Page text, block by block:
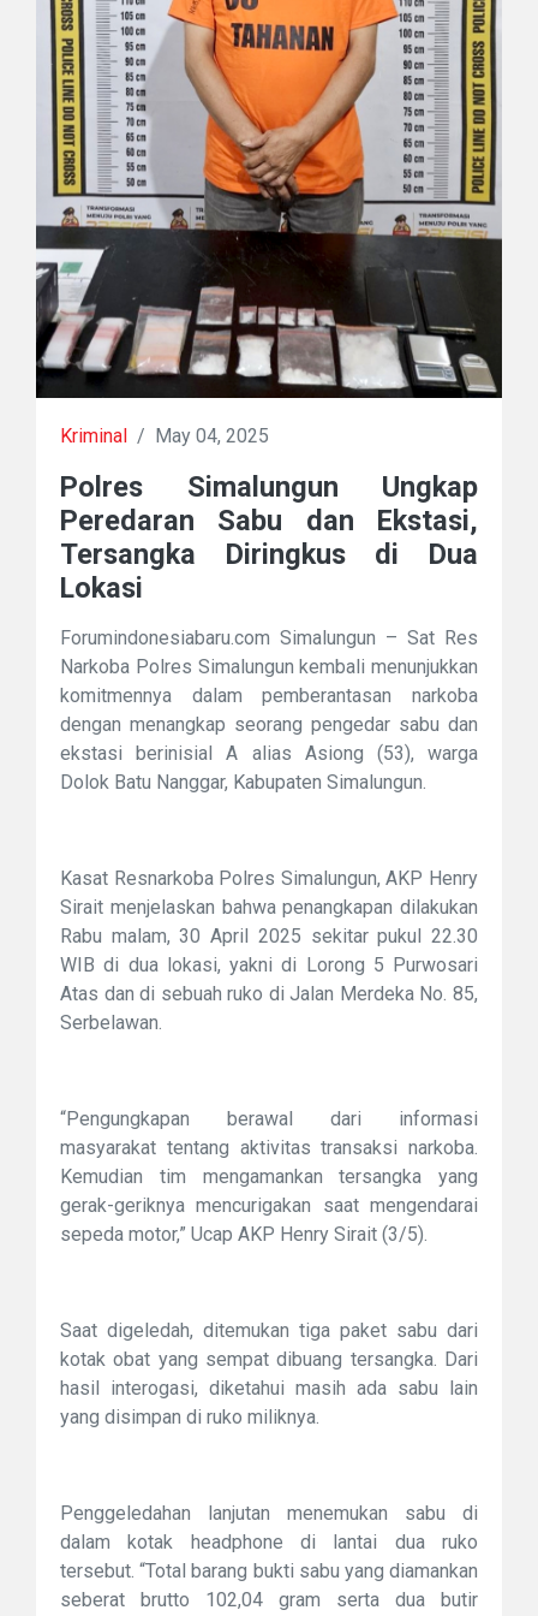
Kriminal / May 04, 2025
Polres Simalungun Ungkap
Peredaran Sabu dan Ekstasi,
Tersangka Diringkus di Dua
Lokasi
Forumindonesiabaru.com Simalungun – Sat Res
Narkoba Polres Simalungun kembali menunjukkan
komitmennya dalam pemberantasan narkoba
dengan menangkap seorang pengedar sabu dan
ekstasi berinisial A alias Asiong (53), warga
Dolok Batu Nanggar, Kabupaten Simalungun.
Kasat Resnarkoba Polres Simalungun, AKP Henry
Sirait menjelaskan bahwa penangkapan dilakukan
Rabu malam, 30 April 2025 sekitar pukul 22.30
WIB di dua lokasi, yakni di Lorong 5 Purwosari
Atas dan di sebuah ruko di Jalan Merdeka No. 85,
Serbelawan.
“Pengungkapan berawal dari informasi
masyarakat tentang aktivitas transaksi narkoba.
Kemudian tim mengamankan tersangka yang
gerak-geriknya mencurigakan saat mengendarai
sepeda motor,” Ucap AKP Henry Sirait (3/5).
Saat digeledah, ditemukan tiga paket sabu dari
kotak obat yang sempat dibuang tersangka. Dari
hasil interogasi, diketahui masih ada sabu lain
yang disimpan di ruko miliknya.
Penggeledahan lanjutan menemukan sabu di
dalam kotak headphone di lantai dua ruko
tersebut. “Total barang bukti sabu yang diamankan
seberat brutto 102,04 gram serta dua butir